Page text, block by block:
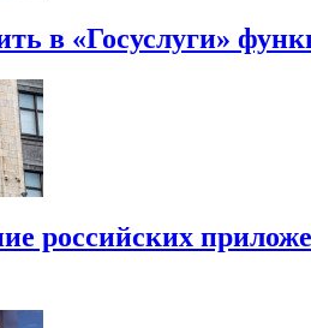
в «Госуслуги»
российских